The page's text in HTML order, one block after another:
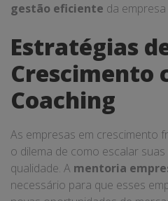
gestão eficiente da
Estratégias
Crescimento
Coaching
As empresas em crescimento
o dilema de como escalar
qualidade. A mentoria
necessário para que esses